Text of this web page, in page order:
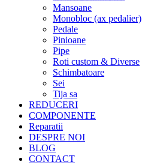
Mansoane
Monobloc (ax pedalier)
Pedale
Pinioane
Pipe
Roti custom & Diverse
Schimbatoare
Sei
Tija sa
REDUCERI
COMPONENTE
Reparatii
DESPRE NOI
BLOG
CONTACT